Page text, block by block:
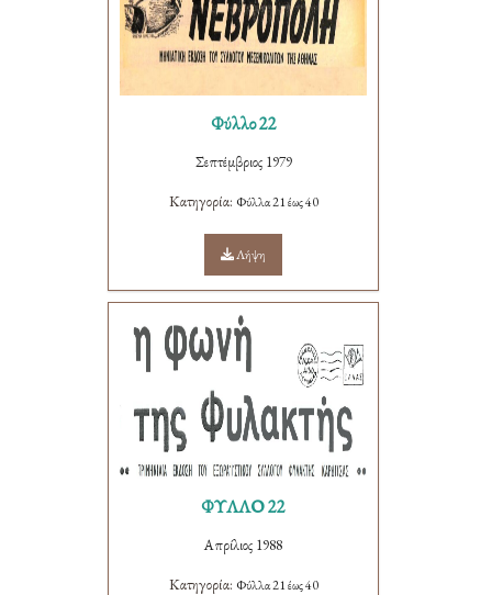
Φύλλο 22
Σεπτέμβριος 1979
Κατηγορία: Φύλλα 21 έως 40
Λήψη
ΦΥΛΛΟ 22
Απρίλιος 1988
Κατηγορία: Φύλλα 21 έως 40